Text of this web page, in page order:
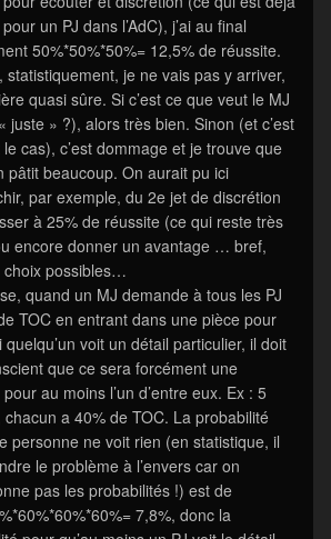
un PJ dans l’AdC), j’ai au final
50%*50%*50%= 12,5% de réussite.
statistiquement, je ne vais pas y arriver,
quasi sûre. Si c’est ce que veut le MJ
juste » ?), alors très bien. Sinon (et c’est
cas), c’est dommage et je trouve que
pâtit beaucoup. On aurait pu ici
par exemple, du 2e jet de discrétion
à 25% de réussite (ce qui reste très
encore donner un avantage … bref,
choix possibles…
quand un MJ demande à tous les PJ
TOC en entrant dans une pièce pour
quelqu’un voit un détail particulier, il doit
que ce sera forcément une
au moins l’un d’entre eux. Ex : 5
chacun a 40% de TOC. La probabilité
personne ne voit rien (en statistique, il
le problème à l’envers car on
pas les probabilités !) est de
7,8%, donc la